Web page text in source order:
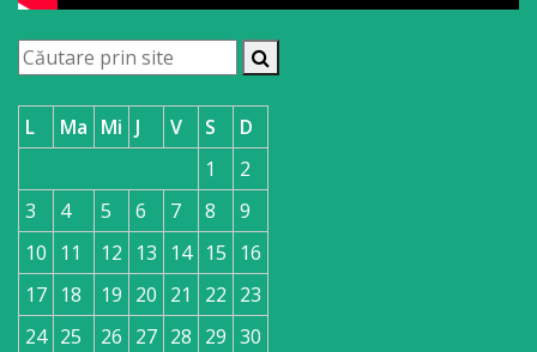
a
paginii
web
Contacte
L Ma Mi J V S
D
1
2
3
4 5 6 7 8
9
10
11 12 13 14 15
16
17 18 19 20 21 22 23
24 25 26 27 28 29 30